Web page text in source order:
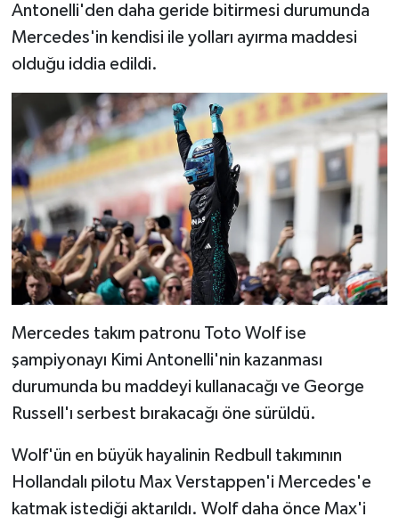
Antonelli'den daha geride bitirmesi durumunda
Mercedes'in kendisi ile yolları ayırma maddesi
olduğu iddia edildi.
Mercedes takım patronu Toto Wolf ise
şampiyonayı Kimi Antonelli'nin kazanması
durumunda bu maddeyi kullanacağı ve George
Russell'ı serbest bırakacağı öne sürüldü.
Wolf'ün en büyük hayalinin Redbull takımının
Hollandalı pilotu Max Verstappen'i Mercedes'e
katmak istediği aktarıldı. Wolf daha önce Max'i